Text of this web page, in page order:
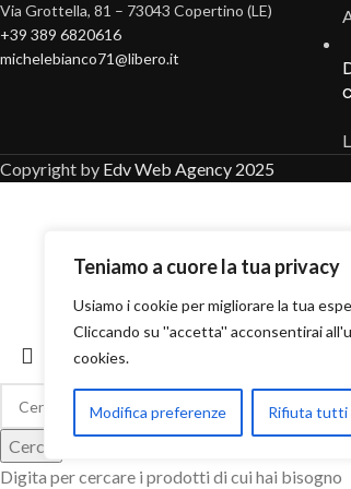
Teniamo a cuore la tua privacy
Usiamo i cookie per migliorare la tua
Cliccando su ''accetta'' acconsentirai
cookies.
Modifica preferenze Rifiuta tutti
Via Grottella, 81 – 73043 Copertino (LE)
+39 389 6820616
michelebianco71@libero.it
Copyright by Edv Web Agency 2025
Cerca
Digita per cercare i prodotti di cui hai bisogno